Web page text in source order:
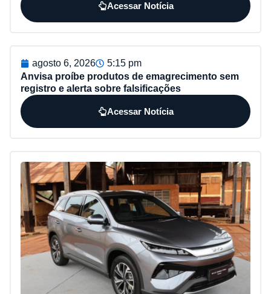
Acessar Notícia
agosto 6, 2026
5:15 pm
Anvisa proíbe produtos de emagrecimento sem
registro e alerta sobre falsificações
Acessar Notícia